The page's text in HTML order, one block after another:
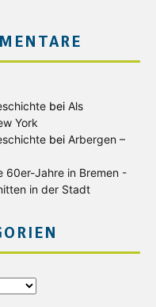
bei Als
York
bei Arbergen –
60er-Jahre in Bremen -
in der Stadt